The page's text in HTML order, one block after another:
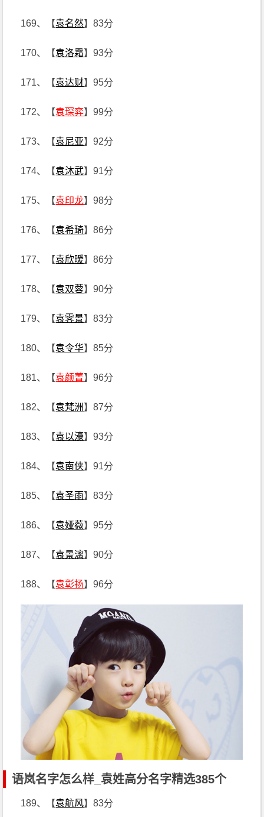
169、【袁名然】83分
170、【袁洛霜】93分
171、【袁达财】95分
172、【袁琛弈】99分
173、【袁尼亚】92分
174、【袁沐武】91分
175、【袁印龙】98分
176、【袁希琦】86分
177、【袁欣暧】86分
178、【袁双蓉】90分
179、【袁霁景】83分
180、【袁令华】85分
181、【袁颜菁】96分
182、【袁梵洲】87分
183、【袁以濠】93分
184、【袁南侠】91分
185、【袁圣雨】83分
186、【袁娅薇】95分
187、【袁景漓】90分
188、【袁彰扬】96分
语岚名字怎么样_袁姓高分名字精选385个
189、【袁航风】83分